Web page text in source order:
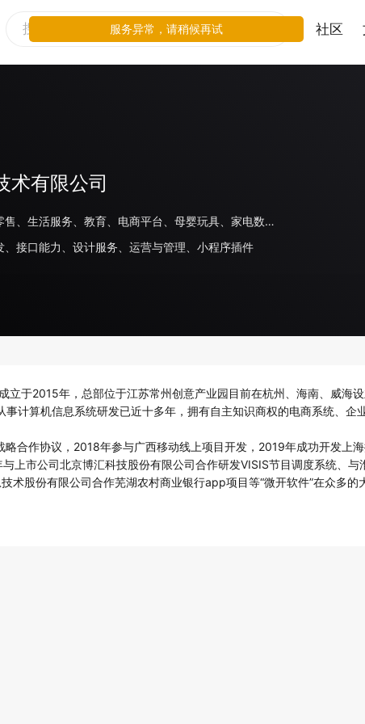
社区
术有限公司
餐饮、线下零售、生活服务、教育、电商平台、母婴玩具、家电数码、旅游住宿、美妆、日化、商场百货、医疗、房地产、体育、金融、出行交通、家居、汽车、食品饮料、游戏、鞋服运动、奢侈品/配饰
、接口能力、设计服务、运营与管理、小程序插件
立于2015年，总部位于江苏常州创意产业园目前在杭州、海南、威海
事计算机信息系统研发已近十多年，拥有自主知识商权的电商系统、
合作协议，2018年参与广西移动线上项目开发，2019年成功开发上
上市公司北京博汇科技股份有限公司合作研发VISIS节目调度系统、
术股份有限公司合作芜湖农村商业银行app项目等“微开软件”在众多
服务异常，请稍候再试